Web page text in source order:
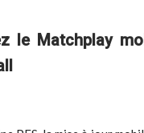
le Matchplay